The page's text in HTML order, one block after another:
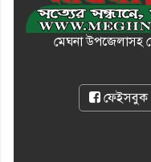
মেঘনা উপজেলাসহ
ফেইসবুক